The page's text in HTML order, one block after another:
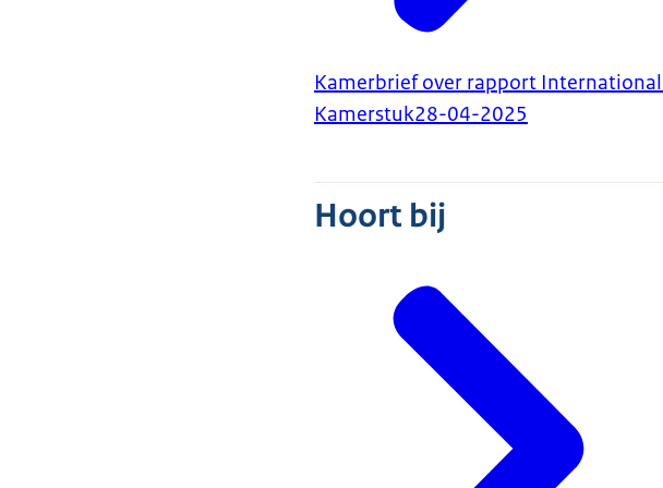
Kamerbrief over rapport
Kamerstuk28-04-2025
Hoort bij